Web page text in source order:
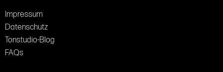
Impressum
Datenschutz
Tonstudio-Blog
FAQs